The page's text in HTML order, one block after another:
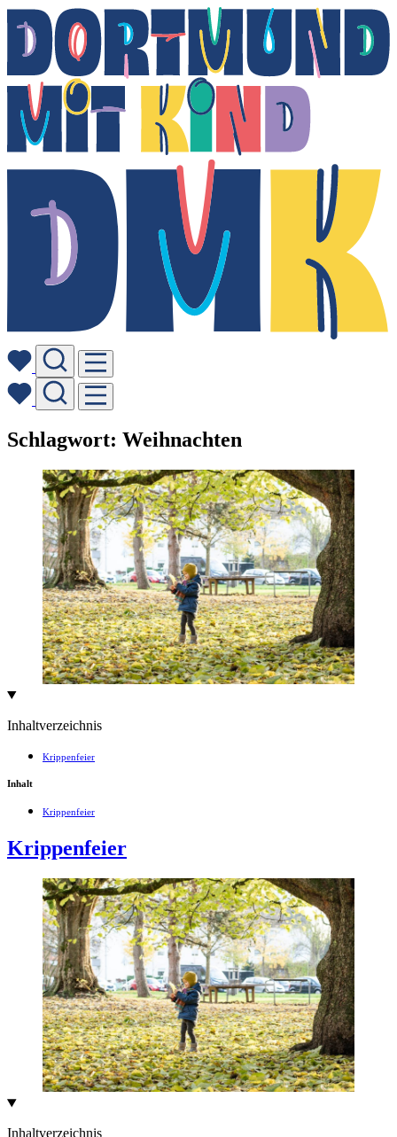
Skip
to
content
Schlagwort: Weihnachten
Inhaltverzeichnis
Krippenfeier
Inhalt
Krippenfeier
Krippenfeier
Inhaltverzeichnis